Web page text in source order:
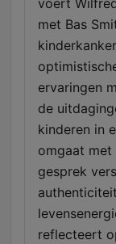
voert
met Bas
ervaringen
de
kinderen in
omgaat
gesprek
reflecteert